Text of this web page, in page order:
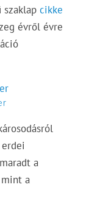
szaklap cikke
évről évre
a
mint a